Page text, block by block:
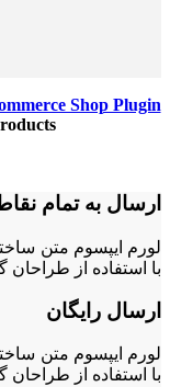
Shop Plugin
ارسال به تمام
لورم ایپسوم متن
با استفاده از
ارسال رایگان
لورم ایپسوم متن
با استفاده از